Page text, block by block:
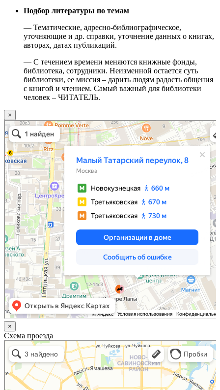
Подбор литературы по темам
— Тематические, адресно-библиографическое,
уточняющие и др. справки, уточнение данных о книгах,
авторах, датах публикаций.
— С течением времени меняются книжные фонды,
библиотека, сотрудники. Неизменной остается суть
библиотеки, ее миссия – дарить людям радость общения
с книгой и чтением. Самый важный для библиотеки
человек – ЧИТАТЕЛЬ.
×
Москва
Малый Татарский переулок, 8 на карте Москвы, ближайшее метро Новокузнецкая —
Яндекс.Карты
×
Схема проезда
Казань
Малый Татарский переулок, 8 на карте Москвы, ближайшее метро Новокузнецкая —
Яндекс.Карты